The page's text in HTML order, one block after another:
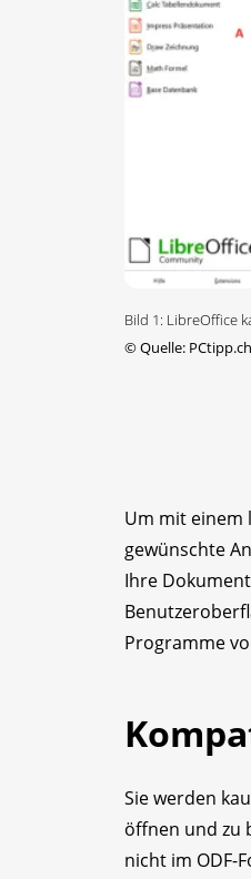
Bild 1: LibreOffice
©Quelle: PCtipp.ch
Um mit einem
gewünschte
Ihre
Programme
Sie werden
öffnen und zu
nicht im ODF-